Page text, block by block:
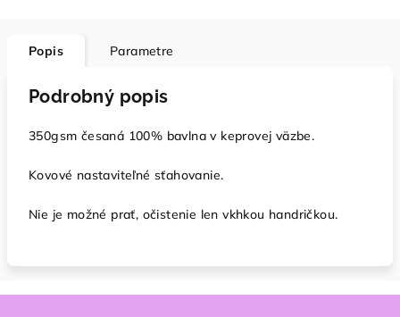
Popis Parametre
Podrobný popis
350gsm česaná 100% bavlna v keprovej väzbe.
Kovové nastaviteľné sťahovanie.
Nie je možné prať, očistenie len vkhkou handričkou.